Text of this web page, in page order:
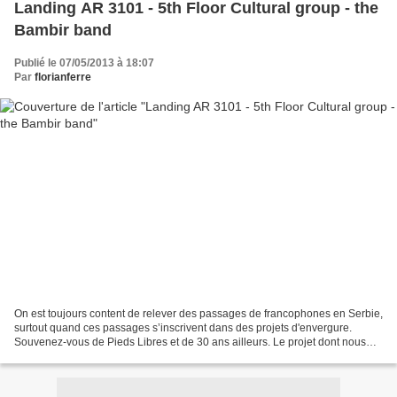
Landing AR 3101 - 5th Floor Cultural group - the
Bambir band
Publié le 07/05/2013 à 18:07
Par florianferre
On est toujours content de relever des passages de francophones en Serbie,
surtout quand ces passages s’inscrivent dans des projets d'envergure.
Souvenez-vous de Pieds Libres et de 30 ans ailleurs. Le projet dont nous